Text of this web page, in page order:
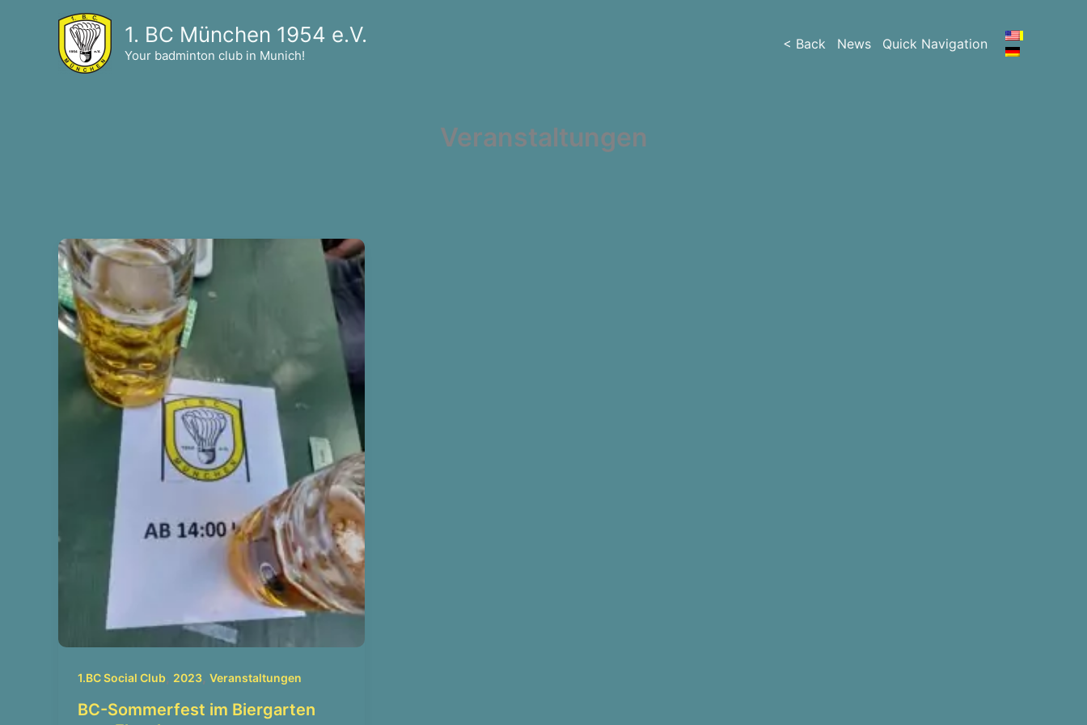
1. BC München 1954 e.V.
Your badminton club in Munich!
< Back News Quick Navigation
Veranstaltungen
1.BC Social Club, 2023, Veranstaltungen
BC-Sommerfest im Biergarten